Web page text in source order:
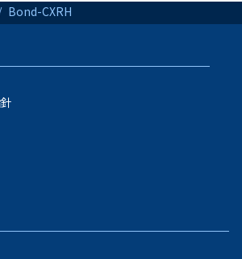
Bond-CXRH